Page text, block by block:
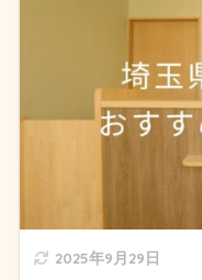
2025年9月29日